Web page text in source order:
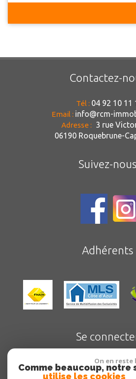
Contactez-
Tél : 04 92 10 11
Email : info@rcm-
Adresse : 3 rue
06190 Roquebrune-
Suivez-nous
Adhérents
Se
On en reste
Comme beaucoup, notre
utilise les cookies